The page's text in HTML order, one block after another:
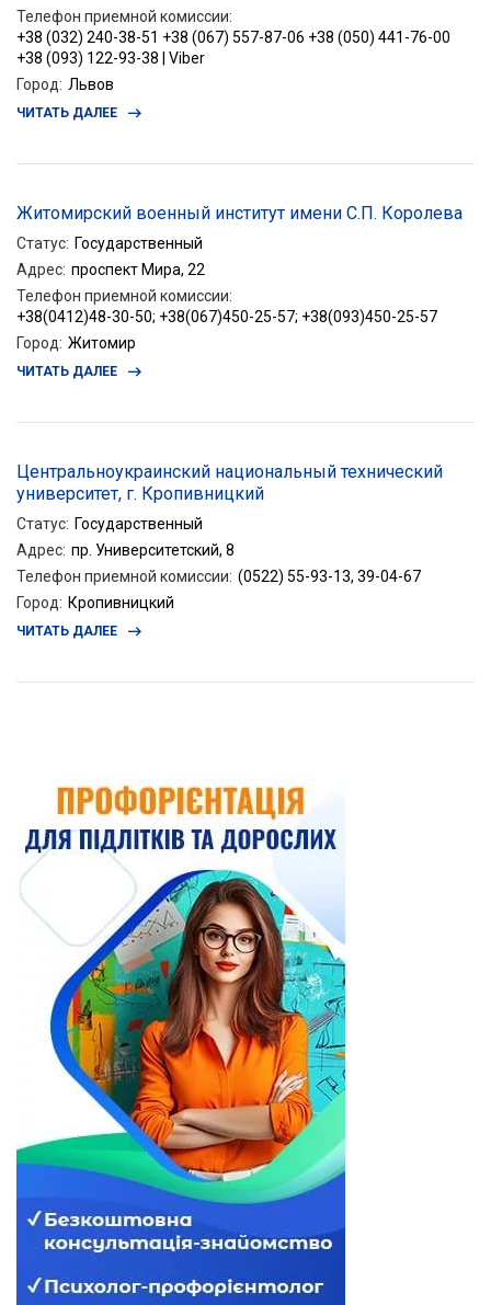
Телефон приемной комиссии:
+38 (032) 240-38-51 +38 (067) 557-87-06 +38 (050) 441-76-00
+38 (093) 122-93-38 | Viber
Город: Львов
ЧИТАТЬ ДАЛЕЕ
Житомирский военный институт имени С.П. Королева
Статус: Государственный
Адрес: проспект Мира, 22
Телефон приемной комиссии:
+38(0412)48-30-50; +38(067)450-25-57; +38(093)450-25-57
Город: Житомир
ЧИТАТЬ ДАЛЕЕ
Центральноукраинский национальный технический
университет, г. Кропивницкий
Статус: Государственный
Адрес: пр. Университетский, 8
Телефон приемной комиссии: (0522) 55-93-13, 39-04-67
Город: Кропивницкий
ЧИТАТЬ ДАЛЕЕ